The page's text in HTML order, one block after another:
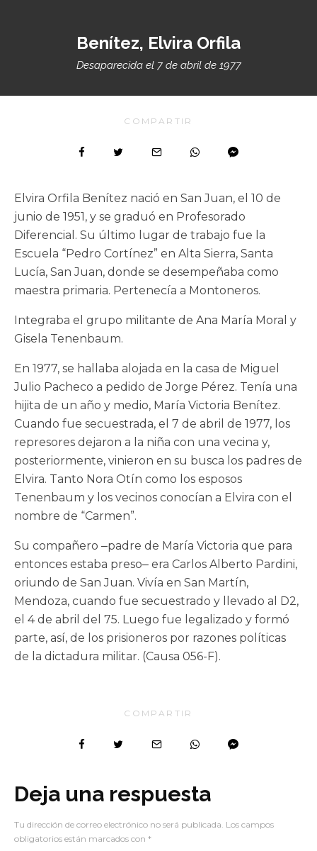
Benítez, Elvira Orfila
Desaparecida el 7 de abril de 1977
COMPARTIR
Elvira Orfila Benítez nació en San Juan, el 10 de
junio de 1951, y se graduó en Profesorado
Diferencial. Su último lugar de trabajo fue la
Escuela “Pedro Cortínez” en Alta Sierra, Santa
Lucía, San Juan, donde se desempeñaba como
maestra primaria. Pertenecía a Montoneros.
Integraba el grupo militante de Ana María Moral y
Gisela Tenenbaum.
En 1977, se hallaba alojada en la casa de Miguel
Julio Pacheco a pedido de Jorge Pérez. Tenía una
hijita de un año y medio, María Victoria Benítez.
Cuando fue secuestrada, el 7 de abril de 1977, los
represores dejaron a la niña con una vecina y,
posteriormente, vinieron en su busca los padres de
Elvira. Tanto Nora Otín como los esposos
Tenenbaum y los vecinos conocían a Elvira con el
nombre de “Carmen”.
Su compañero ‒padre de María Victoria que para
entonces estaba preso‒ era Carlos Alberto Pardini,
oriundo de San Juan. Vivía en San Martín,
Mendoza, cuando fue secuestrado y llevado al D2,
el 4 de abril del 75. Luego fue legalizado y formó
parte, así, de los prisioneros por razones políticas
de la dictadura militar. (Causa 056-F).
COMPARTIR
Deja una respuesta
Tu dirección de correo electrónico no será publicada. Los campos
obligatorios están marcados con *